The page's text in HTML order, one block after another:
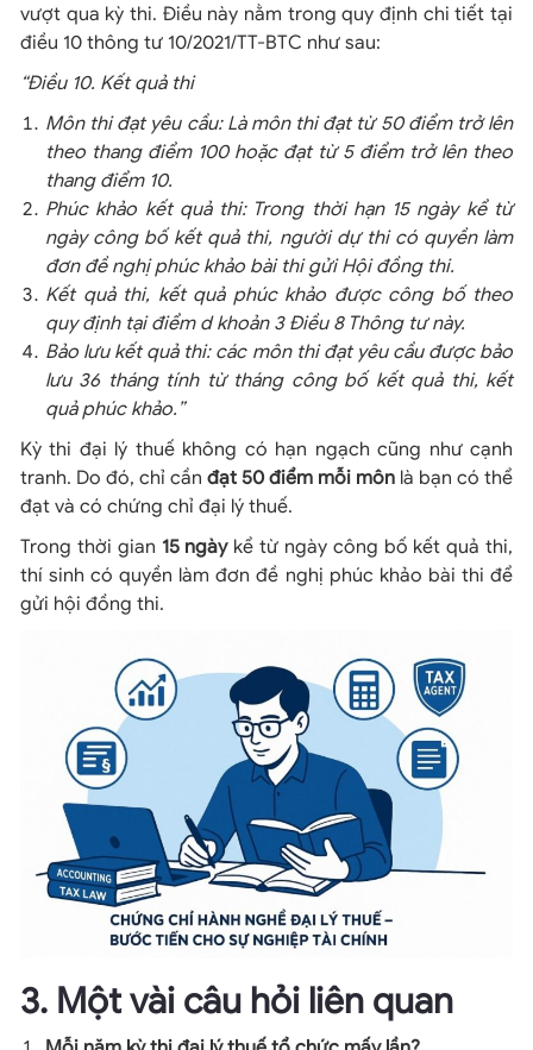
vượt qua kỳ thi. Điều này nằm trong quy định chi tiết tại
điều 10 thông tư 10/2021/TT-BTC như sau:
“Điều 10. Kết quả thi
Môn thi đạt yêu cầu: Là môn thi đạt từ 50 điểm trở lên
theo thang điểm 100 hoặc đạt từ 5 điểm trở lên theo
thang điểm 10.
Phúc khảo kết quả thi: Trong thời hạn 15 ngày kể từ
ngày công bố kết quả thi, người dự thi có quyền làm
đơn đề nghị phúc khảo bài thi gửi Hội đồng thi.
Kết quả thi, kết quả phúc khảo được công bố theo
quy định tại điểm d khoản 3 Điều 8 Thông tư này.
Bảo lưu kết quả thi: các môn thi đạt yêu cầu được bảo
lưu 36 tháng tính từ tháng công bố kết quả thi, kết
quả phúc khảo.”
Kỳ thi đại lý thuế không có hạn ngạch cũng như cạnh
tranh. Do đó, chỉ cần đạt 50 điểm mỗi môn là bạn có thể
đạt và có chứng chỉ đại lý thuế.
Trong thời gian 15 ngàykể từ ngày công bố kết quả thi,
thí sinh có quyền làm đơn đề nghị phúc khảo bài thi để
gửi hội đồng thi.
3. Một vài câu hỏi liên quan